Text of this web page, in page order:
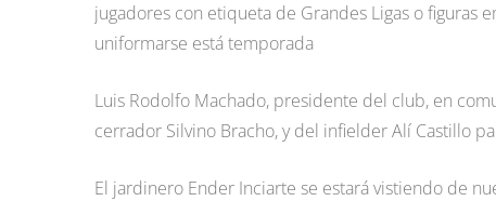
jugadores con etiqueta de Grandes Ligas o
uniformarse está temporada
Luis Rodolfo Machado, presidente del club, en
cerrador Silvino Bracho, y del infielder Alí Castillo
El jardinero Ender Inciarte se estará vistiendo de